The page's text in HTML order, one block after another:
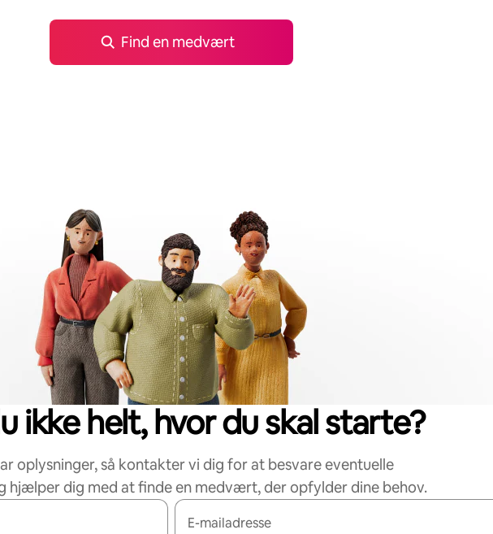
Find en medvært
ikke helt, hvor du skal starte?
oplysninger, så kontakter vi dig for at besvare eventuelle
hjælper dig med at finde en medvært, der opfylder dine behov.
E-mailadresse